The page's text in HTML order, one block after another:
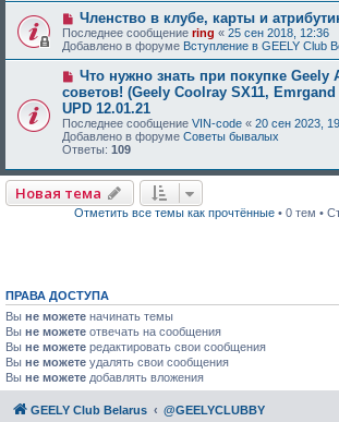
Членство в клубе, карты и
Последнее сообщение ring « 25 сен 2018, 12:36
Добавлено в форуме Вступление в GEELY Club
Что нужно знать при покупке Geely
советов! (Geely Coolray SX11,
UPD 12.01.21
Последнее сообщение VIN-code « 20 сен 2023,
Добавлено в форуме Советы бывалых
Ответы: 109
Новая тема
Отметить все темы как прочтённые• 0 тем •
ПРАВА ДОСТУПА
Вы не можете начинать темы
Вы не можете отвечать на сообщения
Вы не можете редактировать свои сообщения
Вы не можете удалять свои сообщения
Вы не можете добавлять вложения
GEELY Club Belarus @GEELYCLUBBY